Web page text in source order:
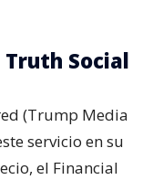
Truth Social
(Trump Media
servicio en su
el Financial